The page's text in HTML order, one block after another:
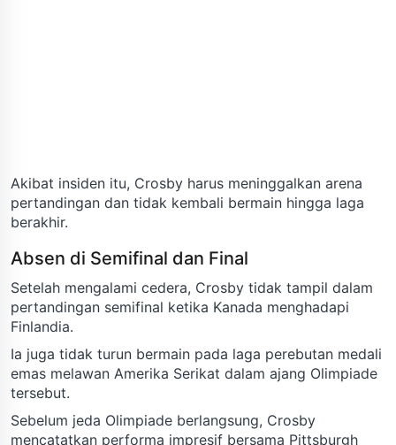
Akibat insiden itu, Crosby harus meninggalkan arena
pertandingan dan tidak kembali bermain hingga laga
berakhir.
Absen di Semifinal dan Final
Setelah mengalami cedera, Crosby tidak tampil dalam
pertandingan semifinal ketika Kanada menghadapi
Finlandia.
Ia juga tidak turun bermain pada laga perebutan medali
emas melawan Amerika Serikat dalam ajang Olimpiade
tersebut.
Sebelum jeda Olimpiade berlangsung, Crosby
mencatatkan performa impresif bersama Pittsburgh